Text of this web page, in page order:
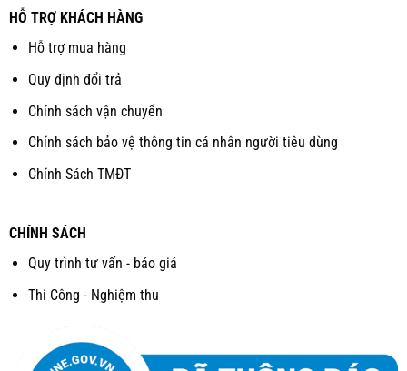
HỖ TRỢ KHÁCH HÀNG
Hỗ trợ mua hàng
Quy định đổi trả
Chính sách vận chuyển
Chính sách bảo vệ thông tin cá nhân người tiêu dùng
Chính Sách TMĐT
CHÍNH SÁCH
Quy trình tư vấn - báo giá
Thi Công - Nghiệm thu